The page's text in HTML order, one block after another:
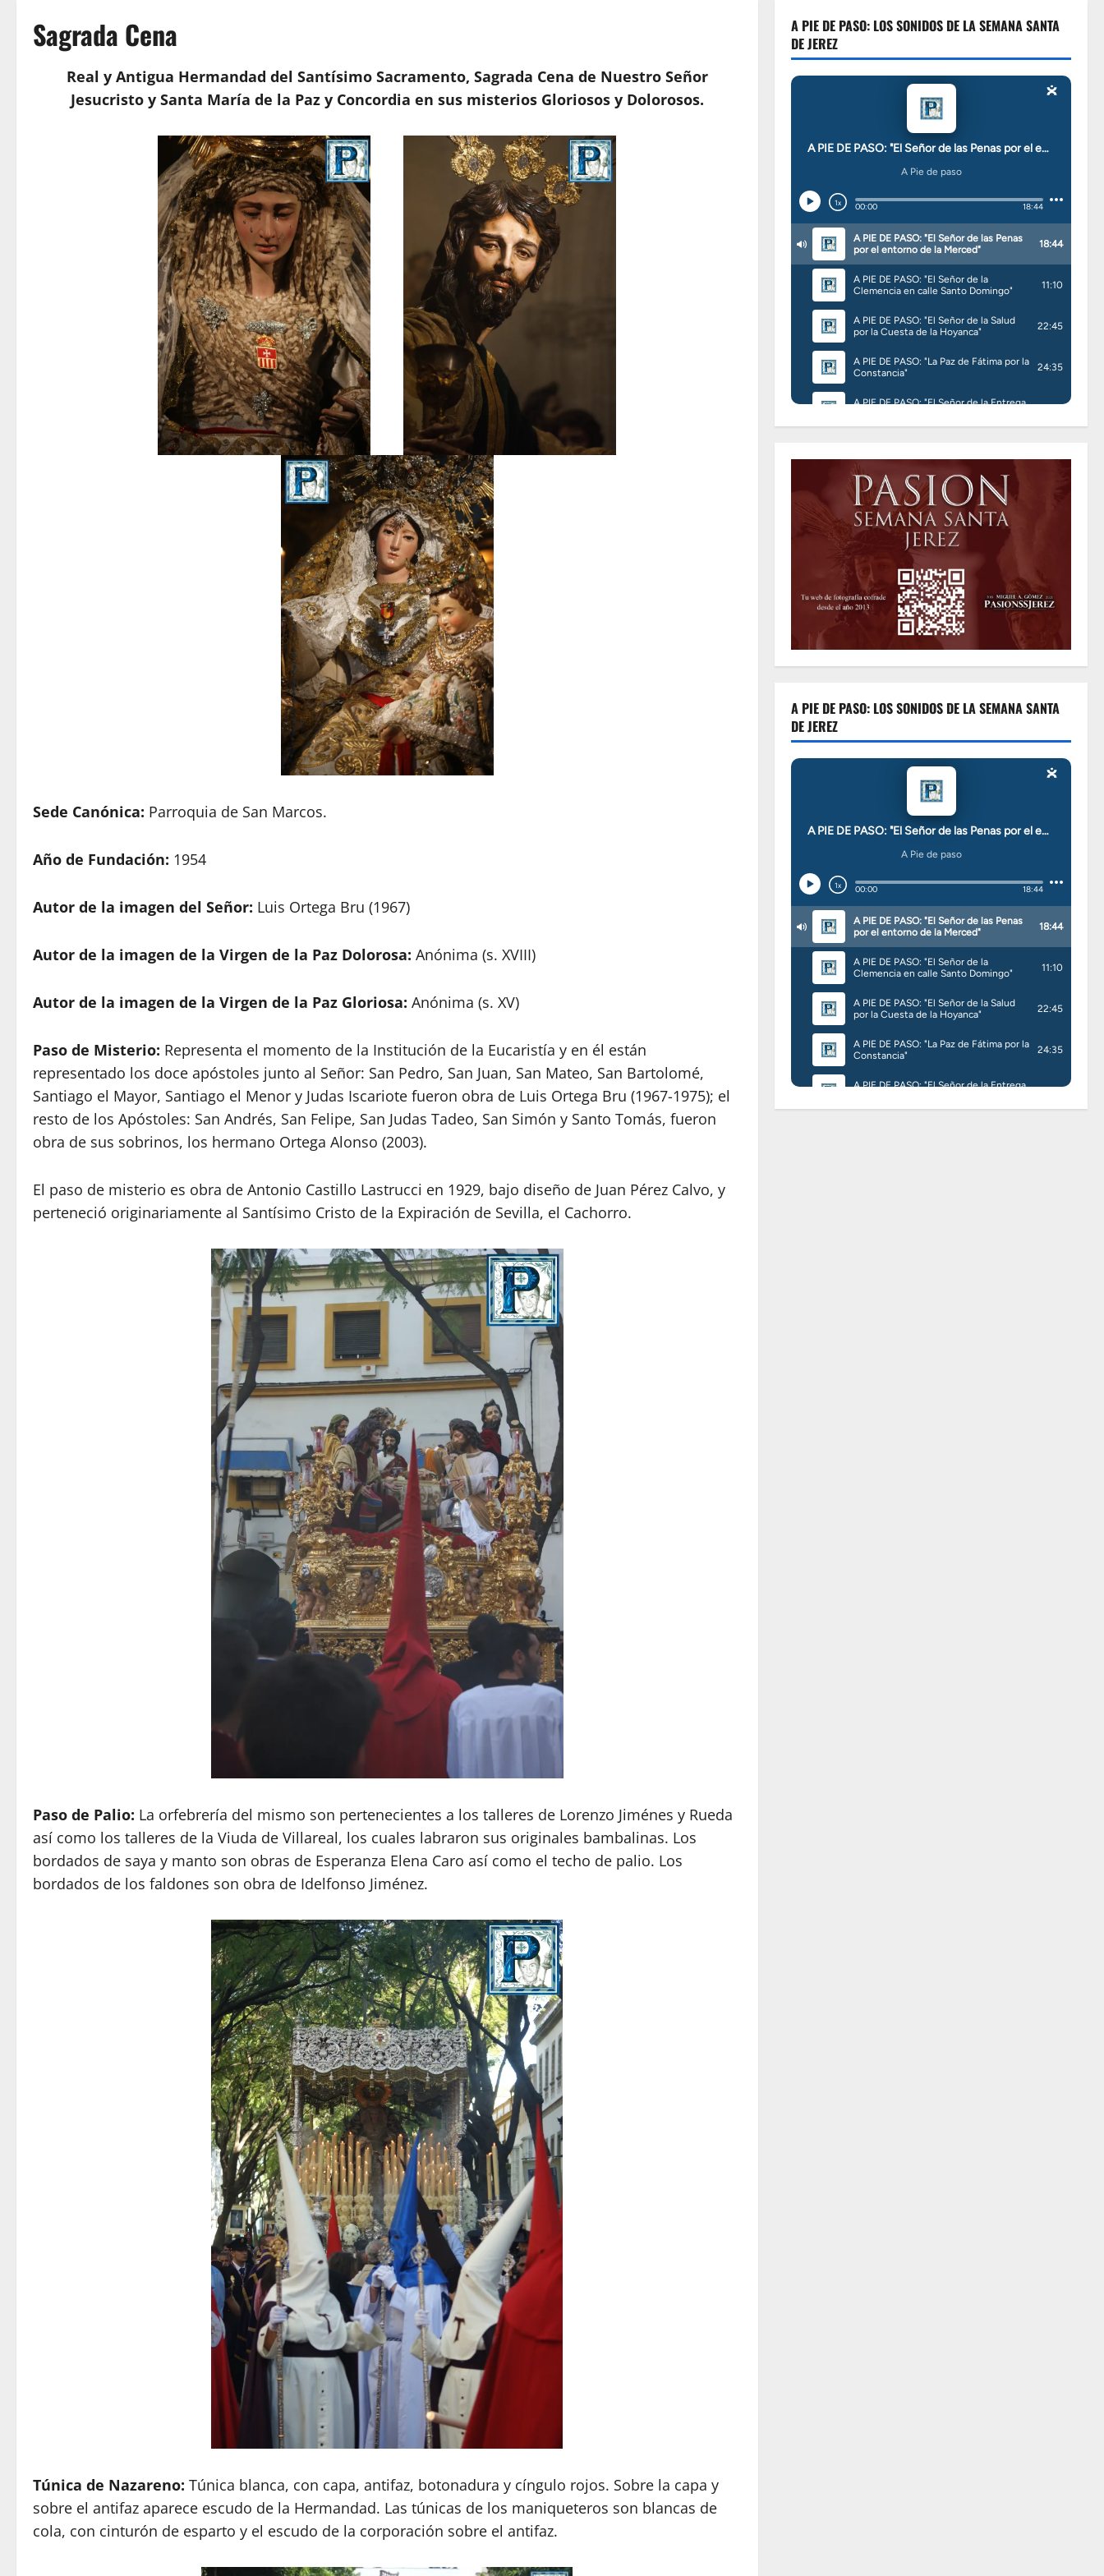
Sagrada Cena
Real y Antigua Hermandad del Santísimo Sacramento, Sagrada Cena de Nuestro Señor
Jesucristo y Santa María de la Paz y Concordia en sus misterios Gloriosos y Dolorosos.
Sede Canónica: Parroquia de San Marcos.
Año de Fundación: 1954
Autor de la imagen del Señor: Luis Ortega Bru (1967)
Autor de la imagen de la Virgen de la Paz Dolorosa: Anónima (s. XVIII)
Autor de la imagen de la Virgen de la Paz Gloriosa: Anónima (s. XV)
Paso de Misterio: Representa el momento de la Institución de la Eucaristía y en él están
representado los doce apóstoles junto al Señor: San Pedro, San Juan, San Mateo, San Bartolomé,
Santiago el Mayor, Santiago el Menor y Judas Iscariote fueron obra de Luis Ortega Bru (1967-1975); el
resto de los Apóstoles: San Andrés, San Felipe, San Judas Tadeo, San Simón y Santo Tomás, fueron
obra de sus sobrinos, los hermano Ortega Alonso (2003).
El paso de misterio es obra de Antonio Castillo Lastrucci en 1929, bajo diseño de Juan Pérez Calvo, y
perteneció originariamente al Santísimo Cristo de la Expiración de Sevilla, el Cachorro.
Paso de Palio: La orfebrería del mismo son pertenecientes a los talleres de Lorenzo Jiménes y Rueda
así como los talleres de la Viuda de Villareal, los cuales labraron sus originales bambalinas. Los
bordados de saya y manto son obras de Esperanza Elena Caro así como el techo de palio. Los
bordados de los faldones son obra de Idelfonso Jiménez.
Túnica de Nazareno: Túnica blanca, con capa, antifaz, botonadura y cíngulo rojos. Sobre la capa y
sobre el antifaz aparece escudo de la Hermandad. Las túnicas de los maniqueteros son blancas de
cola, con cinturón de esparto y el escudo de la corporación sobre el antifaz.
A PIE DE PASO: LOS SONIDOS DE LA SEMANA SANTA
DE JEREZ
A PIE DE PASO: LOS SONIDOS DE LA SEMANA SANTA
DE JEREZ